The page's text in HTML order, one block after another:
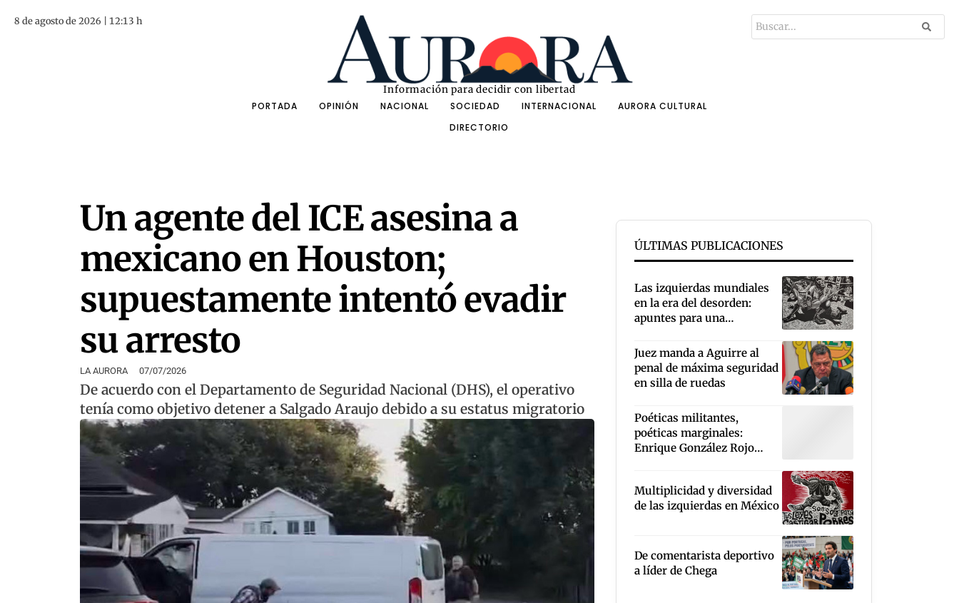
8 de agosto de 2026 | 12:13 h
Información para decidir con libertad
PORTADA
OPINIÓN NACIONAL SOCIEDAD INTERNACIONAL
AURORA CULTURAL
DIRECTORIO
Un agente del ICE asesina a
mexicano en Houston;
supuestamente intentó evadir
su arresto
LA AURORA 07/07/2026
De acuerdo con el Departamento de Seguridad Nacional (DHS), el operativo
tenía como objetivo detener a Salgado Araujo debido a su estatus migratorio
ÚLTIMAS PUBLICACIONES
Las izquierdas mundiales
en la era del desorden:
apuntes para una
Juez manda a Aguirre al
penal de máxima seguridad
en silla de ruedas
Poéticas militantes,
poéticas marginales:
Enrique González Rojo
Moreno
Multiplicidad y diversidad
de las izquierdas en México
De comentarista deportivo
a líder de Chega